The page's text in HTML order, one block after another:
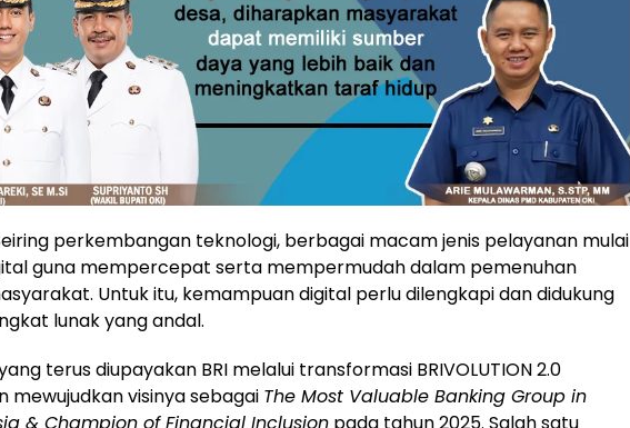
perkembangan teknologi, berbagai macam jenis pelayanan mulai
guna mempercepat serta mempermudah dalam pemenuhan
Untuk itu, kemampuan digital perlu dilengkapi dan didukung
lunak yang andal.
terus diupayakan BRI melalui transformasi BRIVOLUTION 2.0
mewujudkan visinya sebagai The Most Valuable Banking Group in
& Champion of Financial Inclusion pada tahun 2025. Salah satu